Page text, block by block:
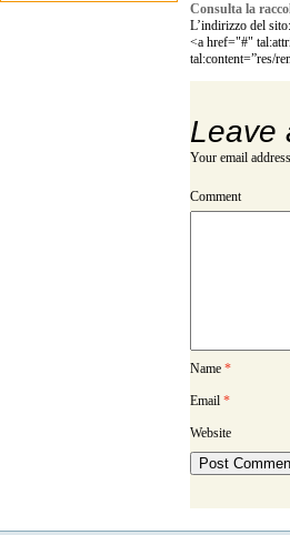
Consulta la
L’indirizzo del sito:
<a href="#"
tal:content=”res/
Leave
Your email
Comment
Name *
Email *
Website